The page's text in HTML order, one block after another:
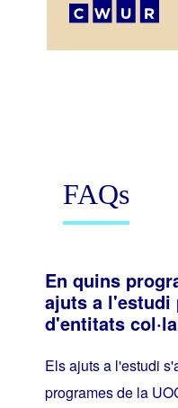
FAQs
En quins
ajuts a l'estudi
d'entitats
Els ajuts a l'estudi
programes de la